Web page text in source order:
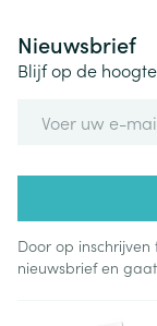
Nieuwsbrief
Blijf op de
Door op inschrijven
nieuwsbrief en